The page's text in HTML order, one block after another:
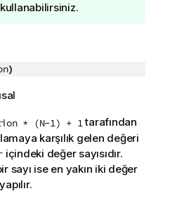
kullanabilirsiniz.
)
* (N-1) + 1 tarafından
karşılık gelen değeri
içindeki değer sayısıdır.
sayı ise en yakın iki değer